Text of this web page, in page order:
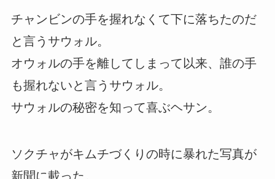
チャンビンの手を握れなくて下に落ちたのだ
と言うサウォル。
オウォルの手を離してしまって以来、誰の手
も握れないと言うサウォル。
サウォルの秘密を知って喜ぶヘサン。
ソクチャがキムチづくりの時に暴れた写真が
新聞に載った。